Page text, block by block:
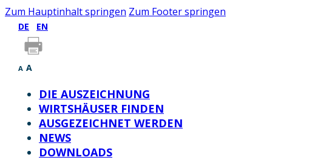
Zum Hauptinhalt springen Zum Footer springen
DE EN
A A
DIE AUSZEICHNUNG
WIRTSHÄUSER FINDEN
AUSGEZEICHNET WERDEN
NEWS
DOWNLOADS